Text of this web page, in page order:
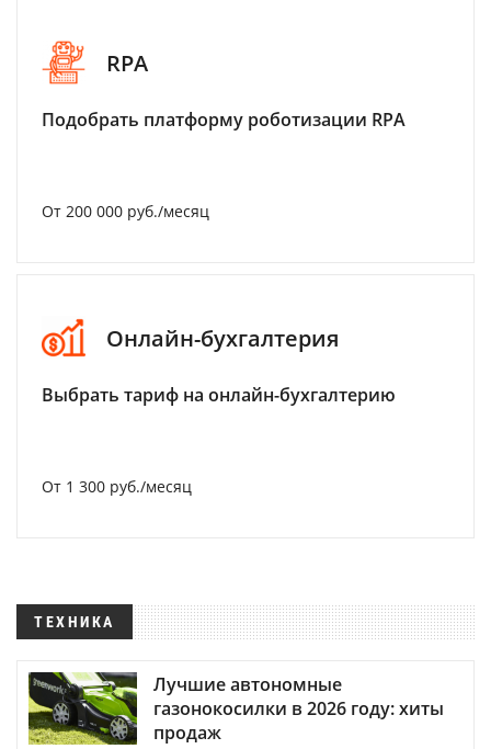
RPA
Подобрать платформу роботизации RPA
От 200 000 руб./месяц
Онлайн-бухгалтерия
Выбрать тариф на онлайн-бухгалтерию
От 1 300 руб./месяц
ТЕХНИКА
Лучшие автономные
газонокосилки в 2026 году: хиты
продаж